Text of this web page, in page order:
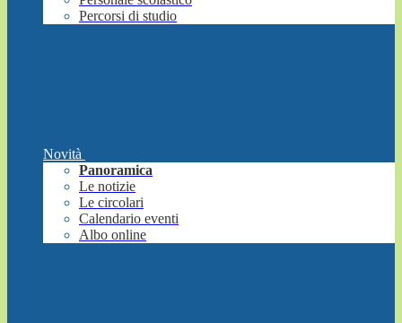
Percorsi di studio
Novità
Panoramica
Le notizie
Le circolari
Calendario eventi
Albo online